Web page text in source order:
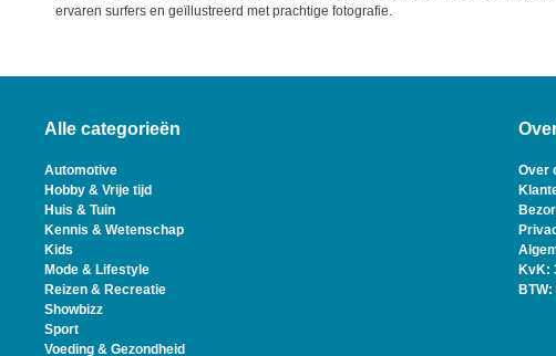
ervaren surfers en geïllustreerd met prachtige fotografie.
Alle categorieën
Automotive
Hobby & Vrije tijd
Huis & Tuin
Kennis & Wetenschap
Kids
Mode & Lifestyle
Reizen & Recreatie
Showbizz
Sport
Voeding & Gezondheid
Over
KvK:
BTW: